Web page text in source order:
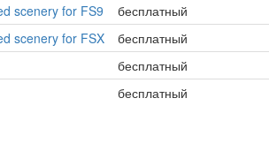
scenery for FS9
бесплатный
scenery for FSX
бесплатный
бесплатный
бесплатный